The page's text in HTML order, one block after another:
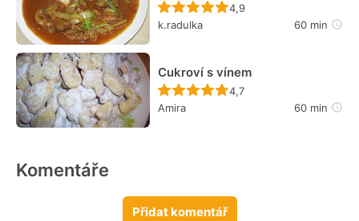
Recept ještě nebyl
4,9
k.radulka
60 min
Cukroví s vínem
Recept ještě nebyl
4,7
Amira
60 min
Komentáře
Přidat komentář